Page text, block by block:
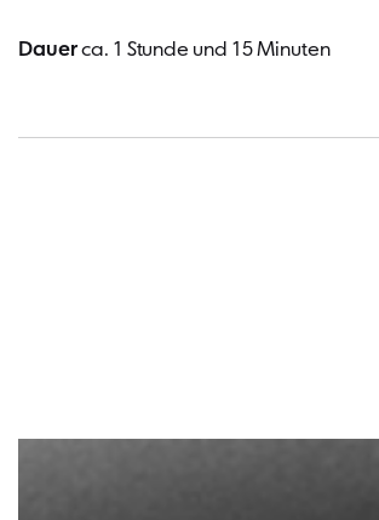
Dauerca. 1 Stunde und 15 Minuten